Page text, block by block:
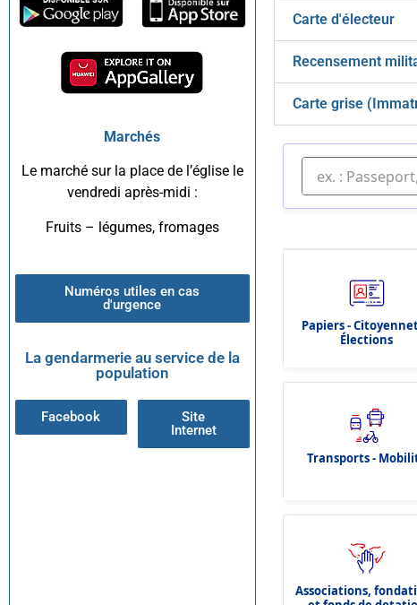
Marchés
Le marché sur la place de l’église le
vendredi après-midi :
Fruits – légumes, fromages
Numéros utiles en cas
d'urgence
La gendarmerie au service de la
population
Facebook
Site
Internet
Carte d'électeur
Recensement
Carte grise
Papiers -
Élections
Transports -
Associations,